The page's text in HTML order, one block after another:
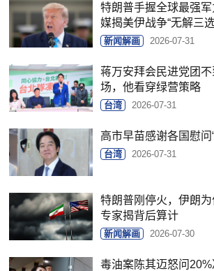
特朗普手握全球最强
媒揭美伊战争“无解三
新闻解画 2026-07-31
蒋万安拜会民进党团
场，他看穿绿营策略
台湾 2026-07-31
高市早苗感谢各国慰问
台湾 2026-07-31
特朗普刚停火，伊朗为
专家揭背后算计
新闻解画 2026-07-30
毒油案陈其迈怒问